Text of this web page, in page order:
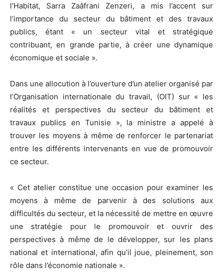
l’Habitat, Sarra Zaâfrani Zenzeri, a mis l’accent sur
l’importance du secteur du bâtiment et des travaux
publics, étant « un secteur vital et stratégique
contribuant, en grande partie, à créer une dynamique
économique et sociale ».
Dans une allocution à l’ouverture d’un atelier organisé par
l’Organisation internationale du travail, (OIT) sur « les
réalités et perspectives du secteur du bâtiment et
travaux publics en Tunisie », la ministre a appelé à
trouver les moyens à même de renforcer le partenariat
entre les différents intervenants en vue de promouvoir
ce secteur.
« Cet atelier constitue une occasion pour examiner les
moyens à même de parvenir à des solutions aux
difficultés du secteur, et la nécessité de mettre en œuvre
une stratégie pour le promouvoir et ouvrir des
perspectives à même de le développer, sur les plans
national et international, afin qu’il joue, pleinement, son
rôle dans l’économie nationale ».